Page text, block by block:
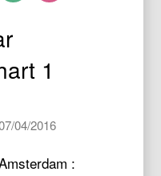
1
04/2016
: